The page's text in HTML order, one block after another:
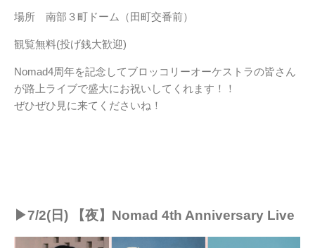
場所 南部３町ドーム（田町交番前）
観覧無料(投げ銭大歓迎)
Nomad4周年を記念してブロッコリーオーケストラの皆さん
が路上ライブで盛大にお祝いしてくれます！！
ぜひぜひ見に来てくださいね！
▶︎7/2(日) 【夜】Nomad 4th Anniversary Live